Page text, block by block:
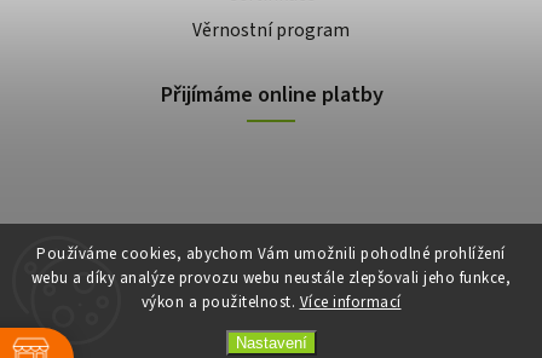
Používáme cookies, abychom Vám umožnili pohodlné prohlížení
webu a díky analýze provozu webu neustále zlepšovali jeho funkce,
výkon a použitelnost. Více informací
Nastavení
Věrnostní program
Přijímáme online platby
Copyright 2026E-shop Slunečnice. Všechna práva vyhrazena.
VytvořilShoptet| Design